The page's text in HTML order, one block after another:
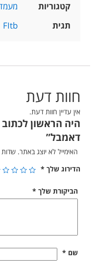
קטגוריות
תגית
FItb
חוות דעת
אין עדיין חוות דעת.
היה הראשון
דאמבל”
האימייל לא יוצג באתר. שדות
הדירוג שלך *
הביקורת שלך *
שם *